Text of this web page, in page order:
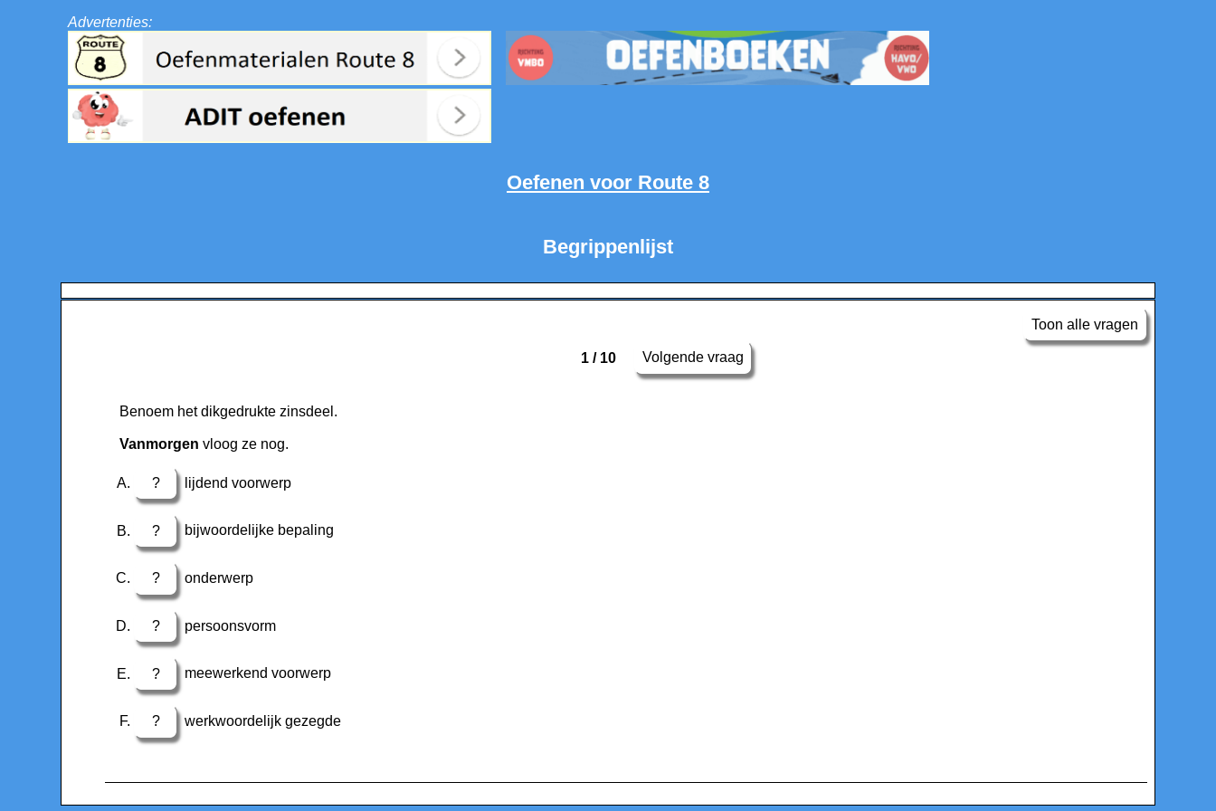
Advertenties:
Oefenen voor Route 8
Begrippenlijst
Toon alle vragen
1 / 10 Volgende vraag
Benoem het dikgedrukte zinsdeel.
Vanmorgen vloog ze nog.
? lijdend voorwerp
? bijwoordelijke bepaling
? onderwerp
? persoonsvorm
? meewerkend voorwerp
? werkwoordelijk gezegde